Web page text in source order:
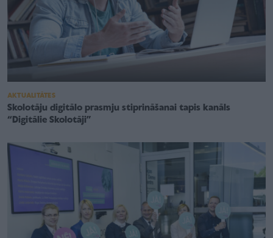
AKTUALITĀTES
Skolotāju digitālo prasmju stiprināšanai tapis kanāls
“Digitālie Skolotāji”